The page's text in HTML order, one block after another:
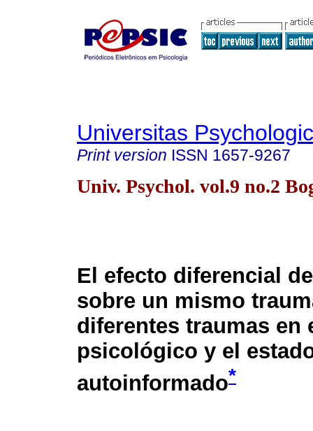
Universitas
Print version ISSN 1657-9267
Univ. Psychol. vol.9 no.2
El efecto diferencial
sobre un mismo
diferentes traumas en
psicológico y el
autoinformado*